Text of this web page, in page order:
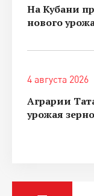
На Кубани
нового
4 августа 2026
Аграрии
урожая